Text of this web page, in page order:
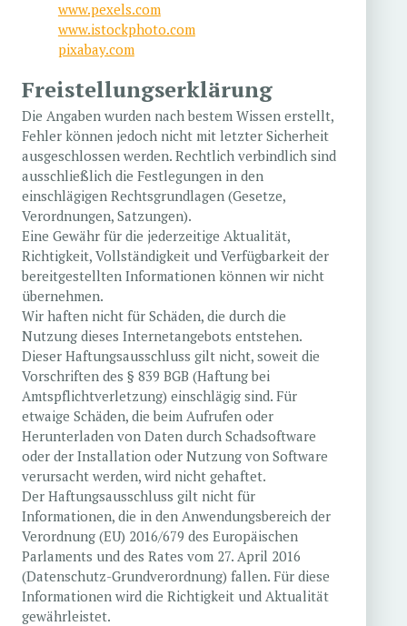
www.pexels.com
www.istockphoto.com
pixabay.com
Freistellungserklärung
Die Angaben wurden nach bestem Wissen erstellt,
Fehler können jedoch nicht mit letzter Sicherheit
ausgeschlossen werden. Rechtlich verbindlich sind
ausschließlich die Festlegungen in den
einschlägigen Rechtsgrundlagen (Gesetze,
Verordnungen, Satzungen).
Eine Gewähr für die jederzeitige Aktualität,
Richtigkeit, Vollständigkeit und Verfügbarkeit der
bereitgestellten Informationen können wir nicht
übernehmen.
Wir haften nicht für Schäden, die durch die
Nutzung dieses Internetangebots entstehen.
Dieser Haftungsausschluss gilt nicht, soweit die
Vorschriften des § 839 BGB (Haftung bei
Amtspflichtverletzung) einschlägig sind. Für
etwaige Schäden, die beim Aufrufen oder
Herunterladen von Daten durch Schadsoftware
oder der Installation oder Nutzung von Software
verursacht werden, wird nicht gehaftet.
Der Haftungsausschluss gilt nicht für
Informationen, die in den Anwendungsbereich der
Verordnung (EU) 2016/679 des Europäischen
Parlaments und des Rates vom 27. April 2016
(Datenschutz-Grundverordnung) fallen. Für diese
Informationen wird die Richtigkeit und Aktualität
gewährleistet.